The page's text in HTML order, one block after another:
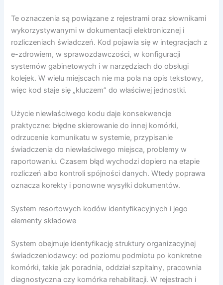
Te oznaczenia są powiązane z rejestrami oraz słownikami
wykorzystywanymi w dokumentacji elektronicznej i
rozliczeniach świadczeń. Kod pojawia się w integracjach z
e-zdrowiem, w sprawozdawczości, w konfiguracji
systemów gabinetowych i w narzędziach do obsługi
kolejek. W wielu miejscach nie ma pola na opis tekstowy,
więc kod staje się „kluczem” do właściwej jednostki.
Użycie niewłaściwego kodu daje konsekwencje
praktyczne: błędne skierowanie do innej komórki,
odrzucenie komunikatu w systemie, przypisanie
świadczenia do niewłaściwego miejsca, problemy w
raportowaniu. Czasem błąd wychodzi dopiero na etapie
rozliczeń albo kontroli spójności danych. Wtedy poprawa
oznacza korekty i ponowne wysyłki dokumentów.
System resortowych kodów identyfikacyjnych i jego
elementy składowe
System obejmuje identyfikację struktury organizacyjnej
świadczeniodawcy: od poziomu podmiotu po konkretne
komórki, takie jak poradnia, oddział szpitalny, pracownia
diagnostyczna czy komórka rehabilitacji. W rejestrach i